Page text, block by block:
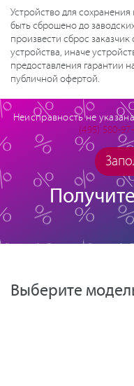
Устройство для
быть сброшено до
произвести сброс
устройства, иначе
предоставления гарантии
публичной офертой.
Неисправность не
(495) 580-
Получите
Выберите